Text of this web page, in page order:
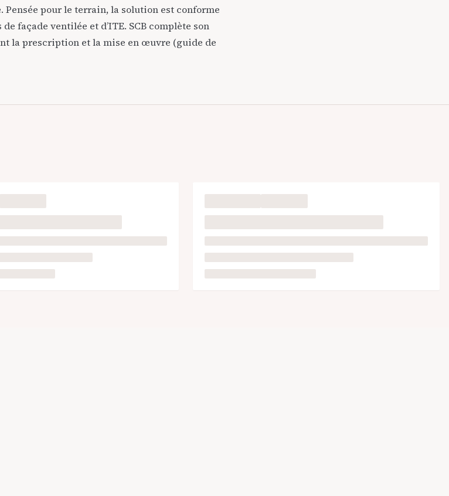
pour le terrain, la solution est conforme
façade ventilée et d’ITE. SCB complète son
la prescription et la mise en œuvre (guide de